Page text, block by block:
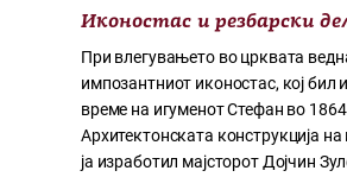
Иконостас и резбарски
При влегувањето во црквата
импозантниот иконостас, кој бил
време на игуменот Стефан во
Архитектонската конструкција
ја изработил мајсторот Дојчин